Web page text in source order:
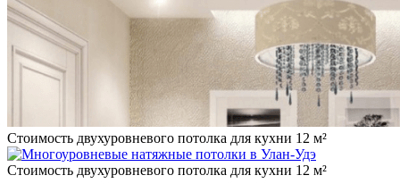
Стоимость двухуровневого потолка для кухни 12 м²
Стоимость двухуровневого потолка для кухни 12 м²